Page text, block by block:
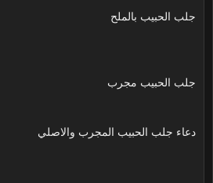
جلب الحبيب بالملح
جلب الحبيب مجرب
دعاء جلب الحبيب المجرب والاصلي